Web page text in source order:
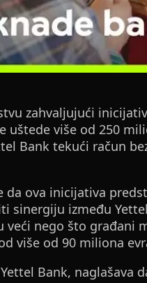
zahvaljujući
uštede više od 250
Bank tekući račun
ova inicijativa
sinergiju između
nego što građani
više od 90 miliona
Bank, naglašava